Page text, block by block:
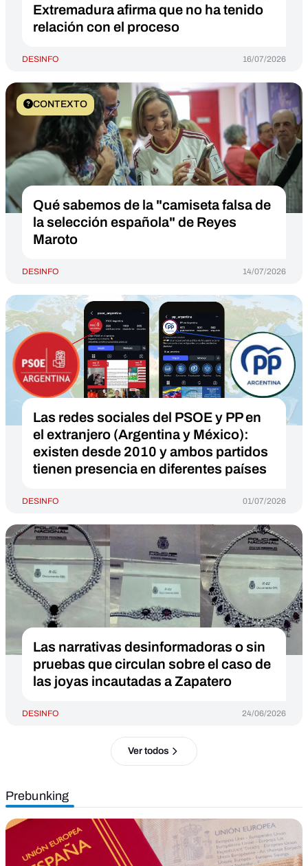
Extremadura afirma que no ha tenido
relación con el proceso
DESINFO 16/07/2026
CONTEXTO
Qué sabemos de la "camiseta falsa de
la selección española" de Reyes
Maroto
DESINFO 14/07/2026
Las redes sociales del PSOE y PP en
el extranjero (Argentina y México):
existen desde 2010 y ambos partidos
tienen presencia en diferentes países
DESINFO 01/07/2026
Las narrativas desinformadoras o sin
pruebas que circulan sobre el caso de
las joyas incautadas a Zapatero
DESINFO 24/06/2026
Ver todos
Prebunking